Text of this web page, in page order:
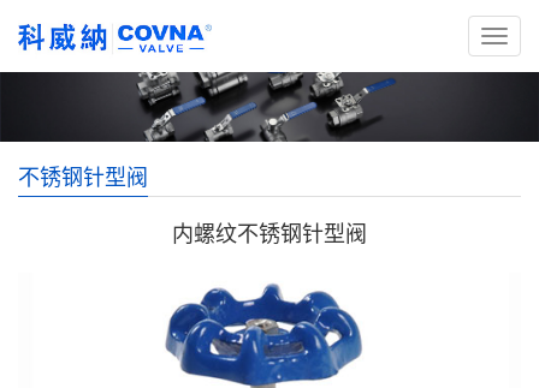
不锈钢针型阀
内螺纹不锈钢针型阀